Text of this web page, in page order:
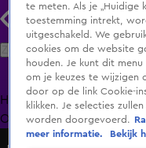
Zoeken
HomeUitzending Gemist
OranjezomerLivestreams
te meten. Als je „Huidige
toestemming intrekt,
uitgeschakeld. We
cookies om de website
houden. Je kunt dit
om je keuzes te wijzigen
door op de link Cookie-
klikken. Je selecties
worden doorgevoerd.
meer informatie.
Bekijk